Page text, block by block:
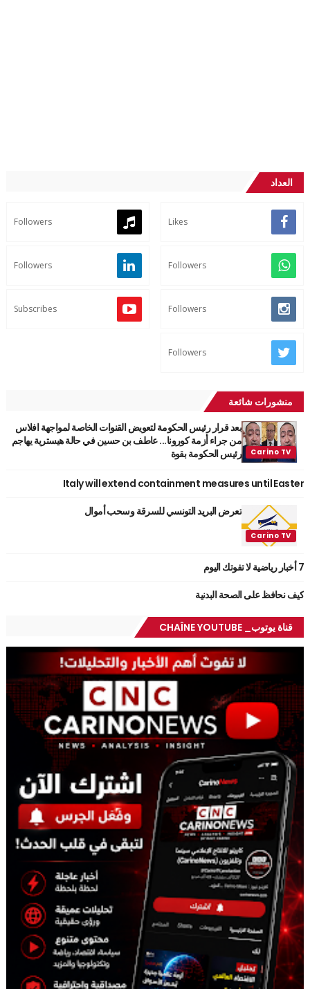
العداد
Likes
Followers
Followers
Followers
Followers
Subscribes
Followers
منشورات شائعة
بعد قرار رئيس الحكومة لتعويض القنوات الخاصة لمواجهة افلاس
من جراء أزمة كورونا... عاطف بن حسين في حالة هيسترية يهاجم
رئيس الحكومة بقوة
Italy will extend containment measures until Easter
تعرض البريد التونسي للسرقة وسحب أموال
7 أخبار رياضية لا تفوتك اليوم
كيف نحافظ على الصحة البدنية
قناة يوتوب_ CHAÎNE YOUTUBE